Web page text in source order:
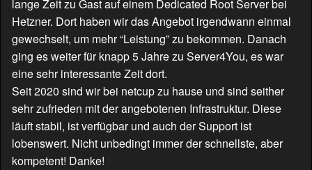
lange Zeit zu Gast auf einem Dedicated Root Server bei
Hetzner. Dort haben wir das Angebot irgendwann einmal
gewechselt, um mehr “Leistung” zu bekommen. Danach
ging es weiter für knapp 5 Jahre zu Server4You, es war
eine sehr interessante Zeit dort.
Seit 2020 sind wir bei netcup zu hause und sind seither
sehr zufrieden mit der angebotenen Infrastruktur. Diese
läuft stabil, ist verfügbar und auch der Support ist
lobenswert. Nicht unbedingt immer der schnellste, aber
kompetent! Danke!